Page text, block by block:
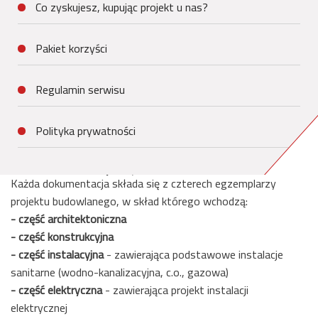
Co zyskujesz, kupując projekt u nas?
Pakiet korzyści
Regulamin serwisu
Polityka prywatności
Każda dokumentacja składa się z czterech egzemplarzy
projektu budowlanego, w skład którego wchodzą:
- część architektoniczna
- część konstrukcyjna
- część instalacyjna- zawierająca podstawowe instalacje
sanitarne (wodno-kanalizacyjna, c.o., gazowa)
- część elektryczna- zawierająca projekt instalacji
elektrycznej